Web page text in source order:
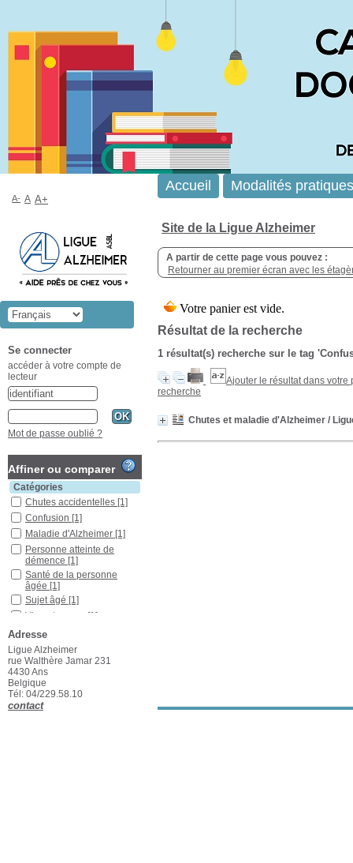
Site de la Ligue Alzheimer
A partir de cette page vous pouvez :
Retourner au premier écran avec les
Résultat de la recherche
1 résultat(s) recherche sur le tag
Ajouter le résultat dans votre
recherche
Chutes et maladie d'Alzheimer /
Accueil Modalités pratiques
A- A A+
Se connecter
accéder à votre compte de
lecteur
Mot de passe oublié ?
Affiner ou comparer
Catégories
Chutes accidentelles [1]
Confusion [1]
Maladie d'Alzheimer [1]
Personne atteinte de
démence [1]
Santé de la personne
âgée [1]
Sujet âgé [1]
Vie autonome [1]
Localisation
Ans[1]
Section
Périodiques
Adresse
Ligue Alzheimer
rue Walthère Jamar 231
4430 Ans
Belgique
Tél: 04/229.58.10
contact